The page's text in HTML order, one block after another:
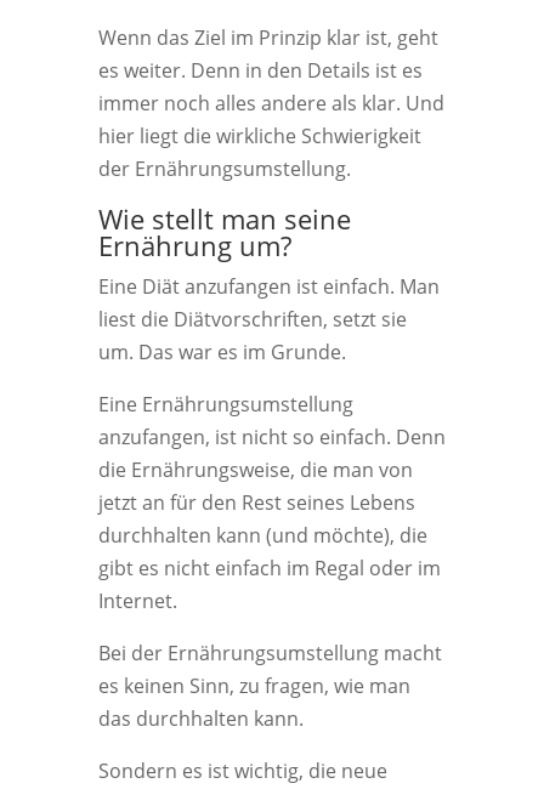
Wenn das Ziel im Prinzip klar ist, geht
es weiter. Denn in den Details ist es
immer noch alles andere als klar. Und
hier liegt die wirkliche Schwierigkeit
der Ernährungsumstellung.
Wie stellt man seine
Ernährung um?
Eine Diät anzufangen ist einfach. Man
liest die Diätvorschriften, setzt sie
um. Das war es im Grunde.
Eine Ernährungsumstellung
anzufangen, ist nicht so einfach. Denn
die Ernährungsweise, die man von
jetzt an für den Rest seines Lebens
durchhalten kann (und möchte), die
gibt es nicht einfach im Regal oder im
Internet.
Bei der Ernährungsumstellung macht
es keinen Sinn, zu fragen, wie man
das durchhalten kann.
Sondern es ist wichtig, die neue